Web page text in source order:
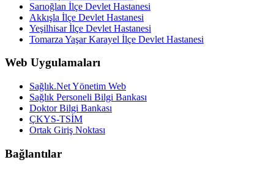
Sarıoğlan İlçe Devlet Hastanesi
Akkışla İlçe Devlet Hastanesi
Yeşilhisar İlçe Devlet Hastanesi
Tomarza Yaşar Karayel İlçe Devlet Hastanesi
Web Uygulamaları
Sağlık.Net Yönetim Web
Sağlık Personeli Bilgi Bankası
Doktor Bilgi Bankası
ÇKYS-TSİM
Ortak Giriş Noktası
Bağlantılar